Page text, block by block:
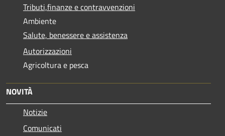
Tributi,finanze e contravvenzioni
Ambiente
Salute, benessere e assistenza
Autorizzazioni
Agricoltura e pesca
NOVITÀ
Notizie
Comunicati